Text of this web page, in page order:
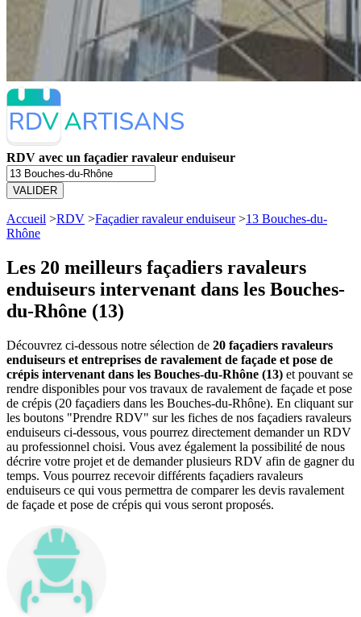
RDV avec un façadier ravaleur enduiseur
VALIDER
Accueil >RDV >Façadier ravaleur enduiseur>13 Bouches-du-
Rhône
Les 20 meilleurs façadiers ravaleurs
enduiseurs intervenant dans les Bouches-
du-Rhône (13)
Découvrez ci-dessous notre sélection de 20 façadiers ravaleurs
enduiseurs et entreprises de ravalement de façade et pose de
crépis intervenant dans les Bouches-du-Rhône (13) et pouvant se
rendre disponibles pour vos travaux de ravalement de façade et pose
de crépis (20 façadiers dans les Bouches-du-Rhône). En cliquant sur
les boutons "Prendre RDV" sur les fiches de nos façadiers ravaleurs
enduiseurs ci-dessous, vous pourrez directement demander un RDV
au professionnel choisi. Vous avez également la possibilité de nous
décrire votre projet et de demander plusieurs RDV afin de gagner du
temps. Vous pourrez recevoir différents façadiers ravaleurs
enduiseurs ce qui vous permettra de comparer les devis ravalement
de façade et pose de crépis qui vous seront proposés.